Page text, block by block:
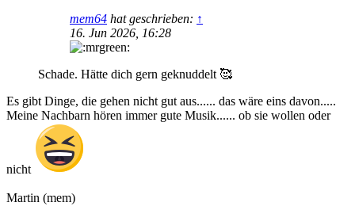
mem64 hat geschrieben: ↑
16. Jun 2026, 16:28
Schade. Hätte dich gern geknuddelt 🥰
Es gibt Dinge, die gehen nicht gut aus...... das wäre eins davon.....
Meine Nachbarn hören immer gute Musik...... ob sie wollen oder
nicht
Martin (mem)